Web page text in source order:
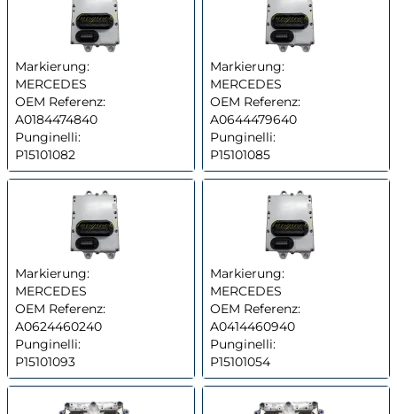
Markierung:
MERCEDES
OEM Referenz:
A0184474840
Punginelli:
P15101082
Markierung:
MERCEDES
OEM Referenz:
A0644479640
Punginelli:
P15101085
Markierung:
MERCEDES
OEM Referenz:
A0624460240
Punginelli:
P15101093
Markierung:
MERCEDES
OEM Referenz:
A0414460940
Punginelli:
P15101054